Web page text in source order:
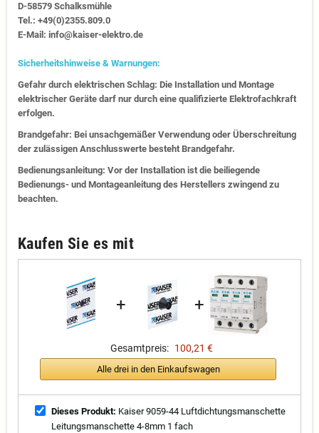
D-58579 Schalksmühle
Tel.: +49(0)2355.809.0
E-Mail: info@kaiser-elektro.de
Sicherheitshinweise & Warnungen:
Gefahr durch elektrischen Schlag: Die Installation und Montage
elektrischer Geräte darf nur durch eine qualifizierte Elektrofachkraft
erfolgen.
Brandgefahr: Bei unsachgemäßer Verwendung oder Überschreitung
der zulässigen Anschlusswerte besteht Brandgefahr.
Bedienungsanleitung: Vor der Installation ist die beiliegende
Bedienungs- und Montageanleitung des Herstellers zwingend zu
beachten.
Kaufen Sie es mit
+ +
Gesamtpreis: 100,21 €
Alle drei in den Einkaufswagen
Dieses Produkt: Kaiser 9059-44 Luftdichtungsmanschette
Leitungsmanschette 4-8mm 1 fach